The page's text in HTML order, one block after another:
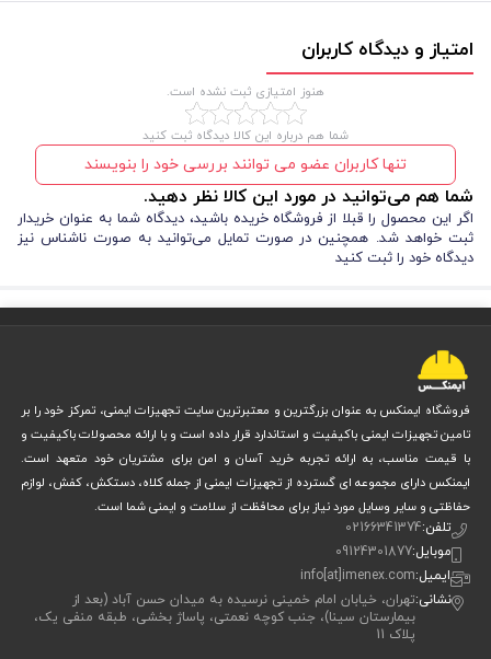
امتیاز و دیدگاه کاربران
هنوز امتیازی ثبت نشده است.
شما هم درباره این کالا دیدگاه ثبت کنید
تنها کاربران عضو می توانند بررسی خود را بنویسند
شما هم می‌توانید در مورد این کالا نظر دهید.
اگر این محصول را قبلا از فروشگاه خریده باشید، دیدگاه شما به عنوان خریدار
ثبت خواهد شد. همچنین در صورت تمایل می‌توانید به صورت ناشناس نیز
دیدگاه خود را ثبت کنید
فروشگاه ایمنکس به عنوان بزرگترین و معتبرترین سایت تجهیزات ایمنی، تمرکز خود را بر
تامین تجهیزات ایمنی باکیفیت و استاندارد قرار داده است و با ارائه محصولات باکیفیت و
با قیمت مناسب، به ارائه تجربه خرید آسان و امن برای مشتریان خود متعهد است.
ایمنکس دارای مجموعه ای گسترده از تجهیزات ایمنی از جمله کلاه، دستکش، کفش، لوازم
حفاظتی و سایر وسایل مورد نیاز برای محافظت از سلامت و ایمنی شما است.
تلفن:02166341374
موبایل:09124301877
ایمیل:info[at]imenex.com
نشانی:تهران، خیابان امام خمینی نرسیده به میدان حسن آباد (بعد از
بیمارستان سینا)، جنب کوچه نعمتی، پاساژ بخشی، طبقه منفی یک،
پلاک 11